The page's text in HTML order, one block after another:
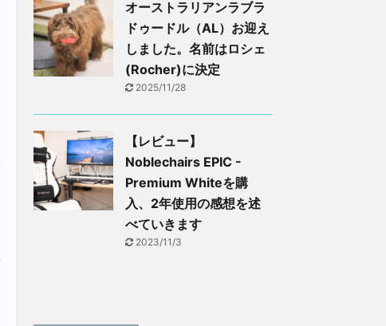
オーストラリアンラブラ
ドゥードル（AL）お迎え
しました。名前はロシェ
(Rocher)に決定
2025/11/28
【レビュー】
Noblechairs EPIC -
Premium Whiteを購
入、2年使用の感想を述
べていきます
2023/11/3